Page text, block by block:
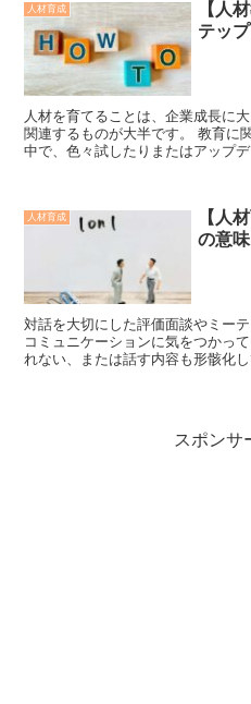
人材育成
【人
テップ
人材を育てることは、企業成長に
関連するものが大半です。 教育に
中で、色々試したりまたはアップ
人材育成
【人
の意
対話を大切にした評価面談やミー
コミュニケーションに気をつかっ
れない、または話す内容も形骸化
スポンサ